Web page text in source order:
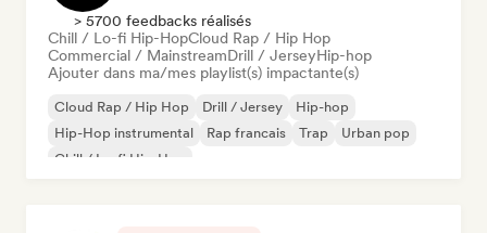
> 5700 feedbacks réalisés
Chill / Lo-fi Hip-HopCloud Rap / Hip Hop
Commercial / MainstreamDrill / JerseyHip-hop
Ajouter dans ma/mes playlist(s) impactante(s)
Cloud Rap / Hip Hop Drill / Jersey
Hip-hop
Hip-Hop instrumental
Rap francais Trap
Urban pop
Chill / Lo-fi Hip-Hop